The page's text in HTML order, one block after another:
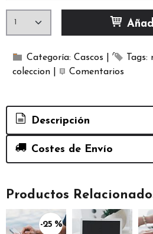
Categoría: Cascos Tags:
coleccion
Comentarios
Descripción
Costes de Envío
Productos
-25 %